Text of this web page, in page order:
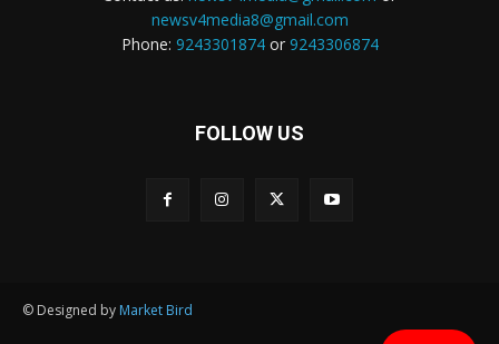
newsv4media8@gmail.com
Phone: 9243301874or 9243306874
FOLLOW US
© Designed by Market Bird